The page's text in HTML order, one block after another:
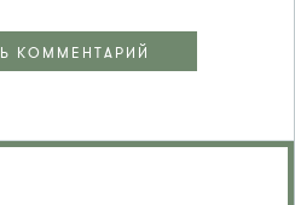
КОММЕНТАРИЙ